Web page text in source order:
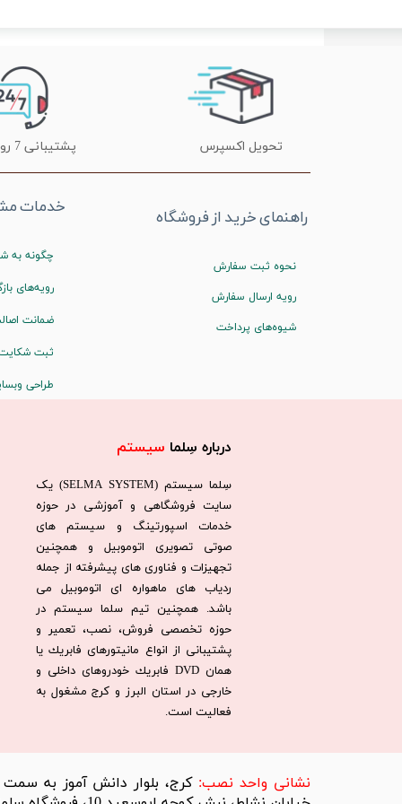
درباره سِلما سیستم​​​​​​​
سِلما سيستم (SELMA SYSTEM) یک
سایت فروشگاهی و آموزشی در حوزه
خدمات اسپورتینگ و سیستم های
صوتی تصویری اتوموبیل و همچنین
تجهیزات و فناوری های پیشرفته از جمله
ردیاب های ماهواره ای اتوموبیل می
باشد. همچنين تيم سلما سيستم در
حوزه تخصصی فروش، نصب، تعمير و
پشتيبانی از انواع مانيتورهای فابريك يا
همان DVD فابريك خودروهای داخلی و
خارجی در استان البرز و كرج مشغول به
فعاليت است.​​​​​​​
تحویل اکسپرس پشتیبانی 7 روز هفته
راهنمای خرید از فروشگاه
نحوه ثبت سفارش
رویه ارسال سفارش
شیوه‌های پرداخت
خدمات
چگونه به
رویه‌های
ضمانت
ثبت
طراحی
​نشانی واحد نصب: کرج، بلوار دانش آموز به سمت